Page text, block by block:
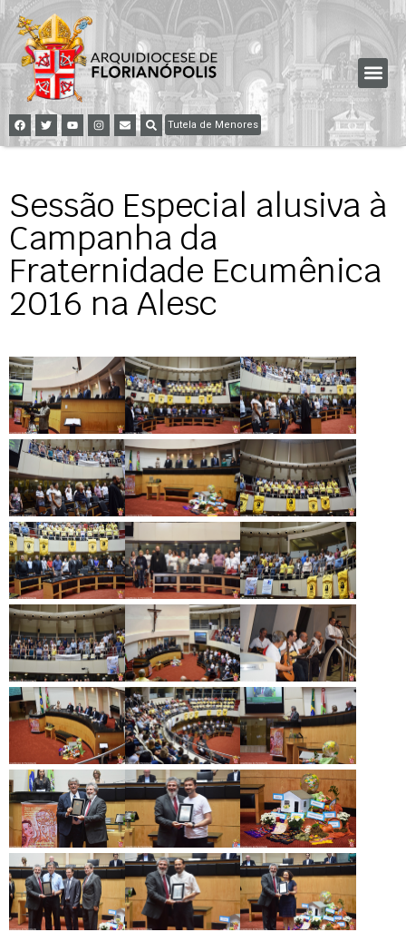
Tutela de Menores
Sessão Especial alusiva à
Campanha da
Fraternidade Ecumênica
2016 na Alesc